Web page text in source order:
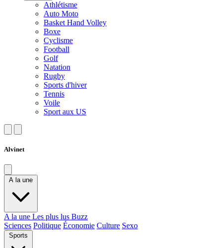
Athlétisme
Auto Moto
Basket Hand Volley
Boxe
Cyclisme
Football
Golf
Natation
Rugby
Sports d'hiver
Tennis
Voile
Sport aux US
Alvinet
A la une
A la une Les plus lus Buzz
Sciences Politique Économie Culture Sexo
Sports